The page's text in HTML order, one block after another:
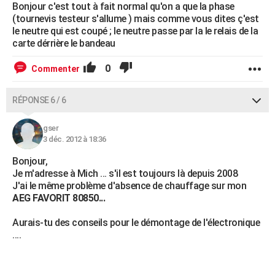
Bonjour c'est tout à fait normal qu'on a que la phase
(tournevis testeur s'allume ) mais comme vous dites ç'est
le neutre qui est coupé ; le neutre passe par la le relais de la
carte dérrière le bandeau
Commenter 0
RÉPONSE 6 / 6
gser
3 déc. 2012 à 18:36
Bonjour,
Je m'adresse à Mich ... s'il est toujours là depuis 2008
J'ai le même problème d'absence de chauffage sur mon
AEG FAVORIT 80850...
Aurais-tu des conseils pour le démontage de l'électronique
....